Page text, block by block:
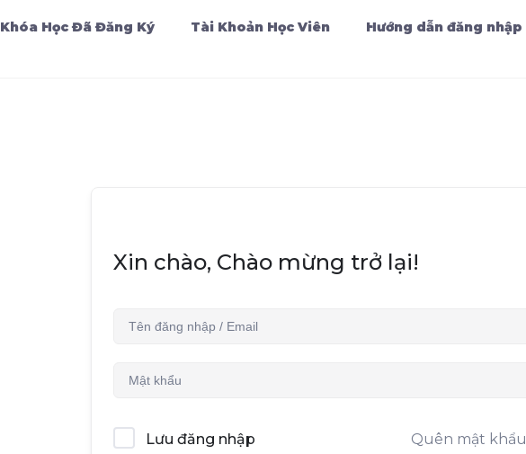
Khóa Học Đã Đăng Ký Tài Khoản Học Viên
Hướng dẫn đăng nhập
Xin chào, Chào mừng trở lại!
Lưu đăng nhập Quên mật